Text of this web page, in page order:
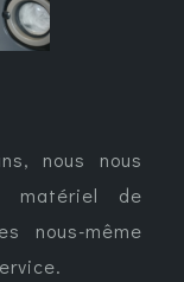
nous nous
matériel de
nous-même